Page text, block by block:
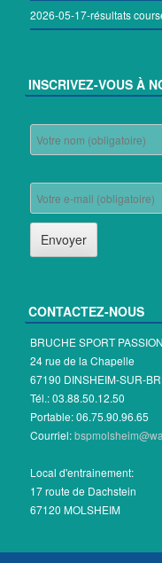
2026-05-17-résultats
INSCRIVEZ-VOUS À
CONTACTEZ-NOUS
BRUCHE SPORT
24 rue de la Chapelle
67190 DINSHEIM-SUR-
Tél.: 03.88.50.12.50
Portable: 06.75.90.96.65
Courriel:
Local d'entrainement:
17 route de Dachstein
67120 MOLSHEIM